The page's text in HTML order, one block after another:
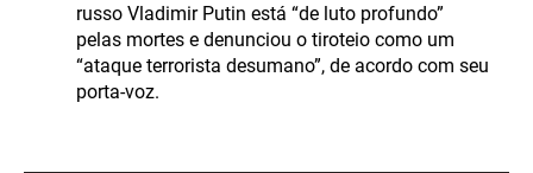
russo Vladimir Putin está “de luto profundo”
pelas mortes e denunciou o tiroteio como um
“ataque terrorista desumano”, de acordo com seu
porta-voz.